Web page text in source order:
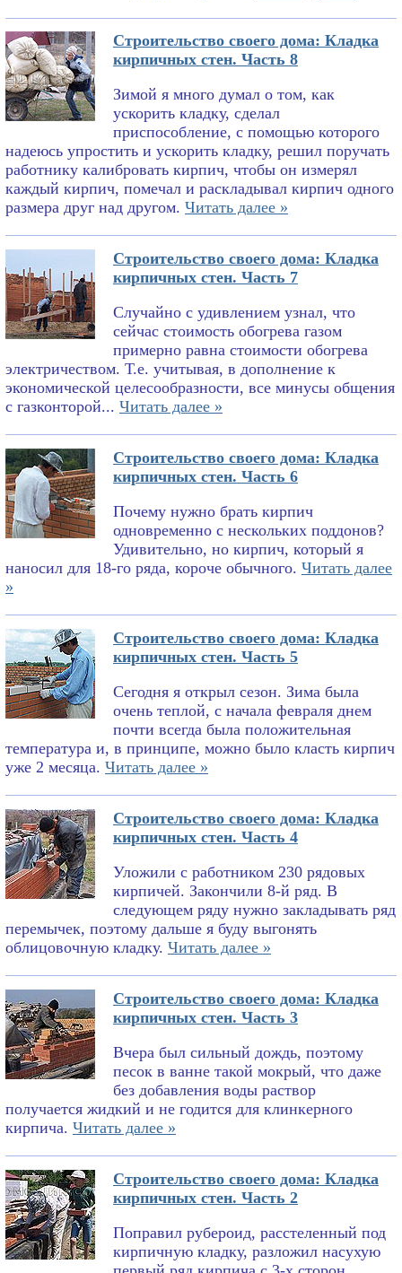
Строительство своего дома: Кладка
кирпичных стен. Часть 8
Зимой я много думал о том, как
ускорить кладку, сделал
приспособление, с помощью которого
надеюсь упростить и ускорить кладку, решил поручать
работнику калибровать кирпич, чтобы он измерял
каждый кирпич, помечал и раскладывал кирпич одного
размера друг над другом. Читать далее »
Строительство своего дома: Кладка
кирпичных стен. Часть 7
Случайно с удивлением узнал, что
сейчас стоимость обогрева газом
примерно равна стоимости обогрева
электричеством. Т.е. учитывая, в дополнение к
экономической целесообразности, все минусы общения
с газконторой... Читать далее »
Строительство своего дома: Кладка
кирпичных стен. Часть 6
Почему нужно брать кирпич
одновременно с нескольких поддонов?
Удивительно, но кирпич, который я
наносил для 18-го ряда, короче обычного. Читать далее
»
Строительство своего дома: Кладка
кирпичных стен. Часть 5
Сегодня я открыл сезон. Зима была
очень теплой, с начала февраля днем
почти всегда была положительная
температура и, в принципе, можно было класть кирпич
уже 2 месяца. Читать далее »
Строительство своего дома: Кладка
кирпичных стен. Часть 4
Уложили с работником 230 рядовых
кирпичей. Закончили 8-й ряд. В
следующем ряду нужно закладывать ряд
перемычек, поэтому дальше я буду выгонять
облицовочную кладку. Читать далее »
Строительство своего дома: Кладка
кирпичных стен. Часть 3
Вчера был сильный дождь, поэтому
песок в ванне такой мокрый, что даже
без добавления воды раствор
получается жидкий и не годится для клинкерного
кирпича. Читать далее »
Строительство своего дома: Кладка
кирпичных стен. Часть 2
Поправил рубероид, расстеленный под
кирпичную кладку, разложил насухую